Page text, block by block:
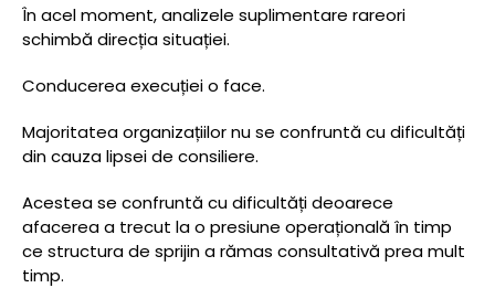
În acel moment, analizele suplimentare rareori
schimbă direcția situației.
Conducerea execuției o face.
Majoritatea organizațiilor nu se confruntă cu dificultăți
din cauza lipsei de consiliere.
Acestea se confruntă cu dificultăți deoarece
afacerea a trecut la o presiune operațională în timp
ce structura de sprijin a rămas consultativă prea mult
timp.